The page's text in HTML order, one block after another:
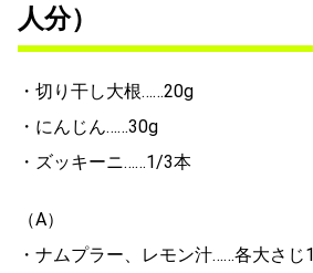
人分）
・切り干し大根……20g
・にんじん……30g
・ズッキーニ……1/3本
（A）
・ナムプラー、レモン汁……各大さじ1